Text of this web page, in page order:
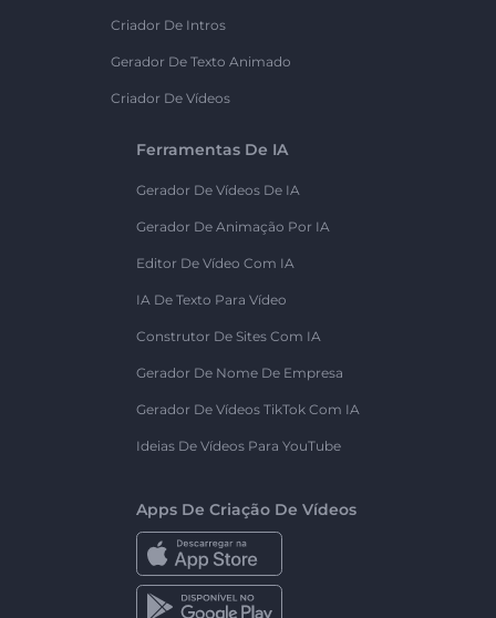
Criador De Intros
Gerador De Texto Animado
Criador De Vídeos
Ferramentas De IA
Gerador De Vídeos De IA
Gerador De Animação Por IA
Editor De Vídeo Com IA
IA De Texto Para Vídeo
Construtor De Sites Com IA
Gerador De Nome De Empresa
Gerador De Vídeos TikTok Com IA
Ideias De Vídeos Para YouTube
Apps De Criação De Vídeos